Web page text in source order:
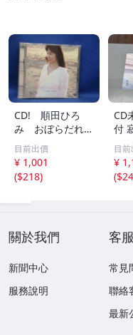
CD! 順田ひろ
み おぼらだれ
ん 帯付き OM
CD-16 42405
目前出價
¥ 1,001
($218)
CD
付
集
目
¥
(
關於我們
新聞中心
服務說明
客
常見
聯絡
最新